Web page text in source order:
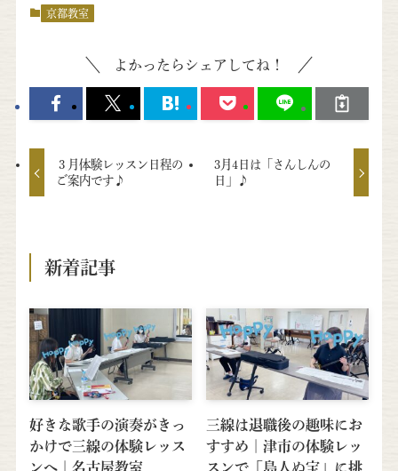
京都教室
よかったらシェアしてね！
３月体験レッスン日程の
ご案内です♪
3月4日は「さんしんの
日」♪
新着記事
好きな歌手の演奏がきっ
かけで三線の体験レッス
ンへ｜名古屋教室
三線は退職後の趣味にお
すすめ｜津市の体験レッ
スンで「島人ぬ宝」に挑